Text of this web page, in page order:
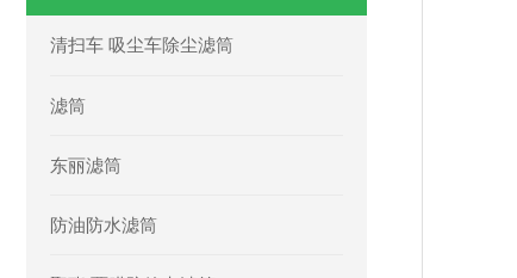
清扫车 吸尘车除尘滤筒
滤筒
东丽滤筒
防油防水滤筒